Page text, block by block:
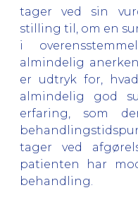
tager ved sin
stilling til, om en
i
almindelig
er udtryk for,
almindelig god
erfaring, som
tager ved
patienten har
behandling.